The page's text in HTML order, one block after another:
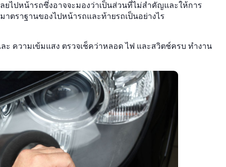
ไปหน้ารถซึ่งอาจจะมองว่าเป็นส่วนที่ไม่สำคัญและให้การ
ตราฐานของไปหน้ารถและท้ายรถเป็นอย่างไร
ละ ความเข้มแสง ตรวจเช็คว่าหลอด ไฟ และสวิตช์ครบ ทำงาน